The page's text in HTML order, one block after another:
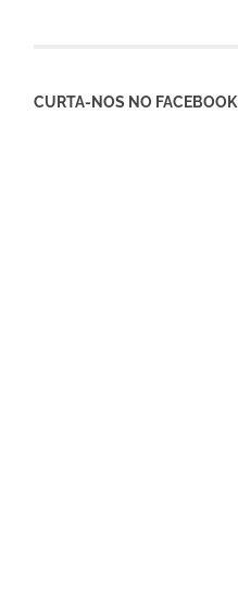
CURTA-NOS NO FACEBOOK